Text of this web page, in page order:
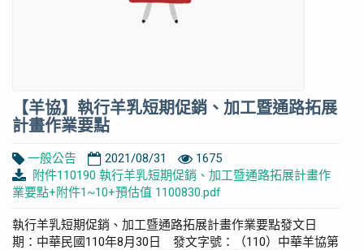
【羊協】執行羊乳短期促銷、加工暨通路拓展
計畫作業要點
一般公告 2021/08/31
1675
附件110190 執行羊乳短期促銷、加工暨通路拓展計畫作
業要點+附件1~10+預估值 1100830.pdf
執行羊乳短期促銷、加工暨通路拓展計畫作業要點發文日
期：中華民國110年8月30日 發文字號：（110）中華羊協第